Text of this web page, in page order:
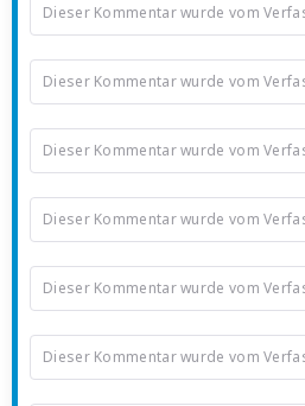
Dieser Kommentar wurde vom
Dieser Kommentar wurde vom
Dieser Kommentar wurde vom
Dieser Kommentar wurde vom
Dieser Kommentar wurde vom
Dieser Kommentar wurde vom